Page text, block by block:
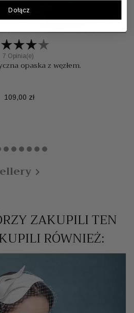
7 Opinia(e)
opaska z węzłem.
Cena
109,00 zł

ZAKUPILI TEN
RÓWNIEŻ:
Dołącz